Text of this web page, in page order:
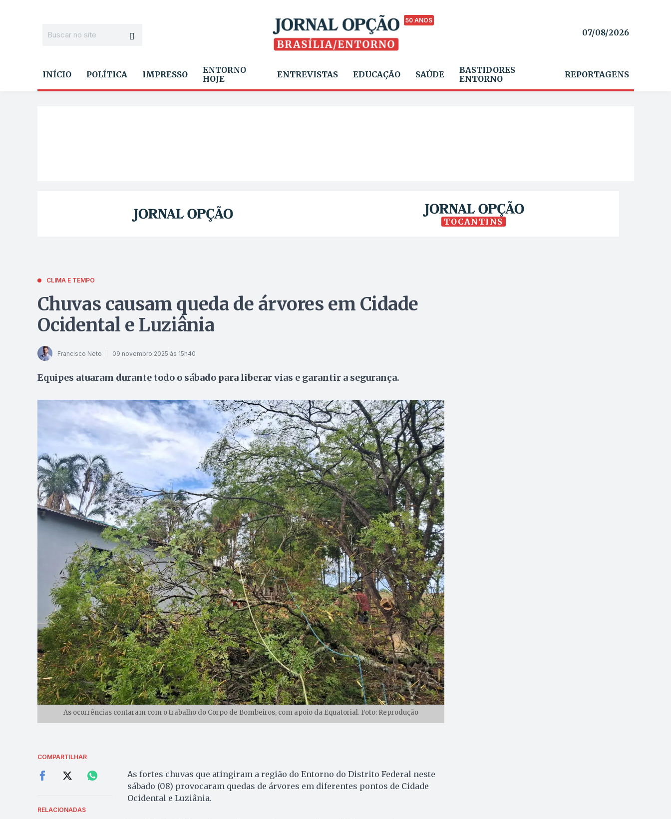
50 ANOS
07/08/2026
INÍCIO POLÍTICA IMPRESSO
ENTORNO
HOJE
ENTREVISTAS EDUCAÇÃO SAÚDE
BASTIDORES
ENTORNO
REPORTAGENS
TOCANTINS
CLIMA E TEMPO
Chuvas causam queda de árvores em Cidade
Ocidental e Luziânia
Francisco Neto 09 novembro 2025 às 15h40
Equipes atuaram durante todo o sábado para liberar vias e garantir a segurança.
As ocorrências contaram com o trabalho do Corpo de Bombeiros, com apoio da Equatorial. Foto: Reprodução
COMPARTILHAR
RELACIONADAS
As fortes chuvas que atingiram a região do Entorno do Distrito Federal neste
sábado (08) provocaram quedas de árvores em diferentes pontos de Cidade
Ocidental e Luziânia.